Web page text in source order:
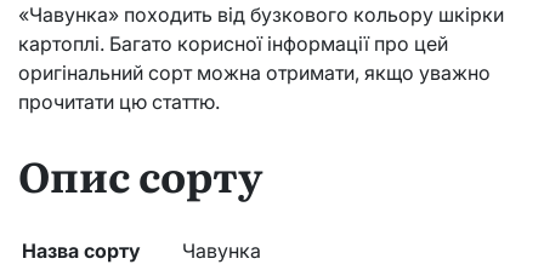
«Чавунка» походить від бузкового кольору шкірки
картоплі. Багато корисної інформації про цей
оригінальний сорт можна отримати, якщо уважно
прочитати цю статтю.
Опис сорту
Назва сорту
Чавунка